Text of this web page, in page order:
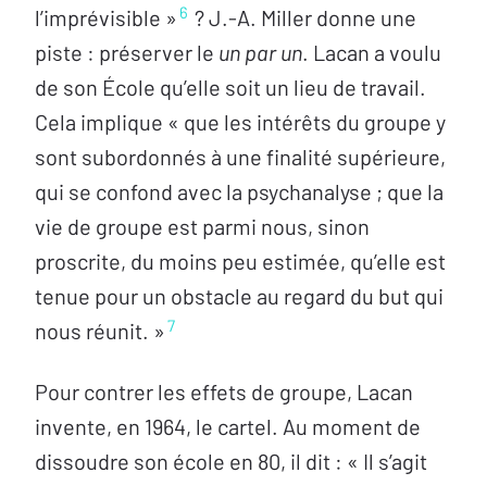
l’imprévisible » 6 ? J.-A. Miller donne une
piste : préserver le un par un. Lacan a voulu
de son École qu’elle soit un lieu de travail.
Cela implique « que les intérêts du groupe y
sont subordonnés à une finalité supérieure,
qui se confond avec la psychanalyse ; que la
vie de groupe est parmi nous, sinon
proscrite, du moins peu estimée, qu’elle est
tenue pour un obstacle au regard du but qui
nous réunit. » 7
Pour contrer les effets de groupe, Lacan
invente, en 1964, le cartel. Au moment de
dissoudre son école en 80, il dit : « Il s’agit